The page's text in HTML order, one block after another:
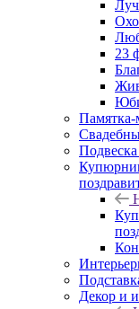
23
Памятка-
Декор и